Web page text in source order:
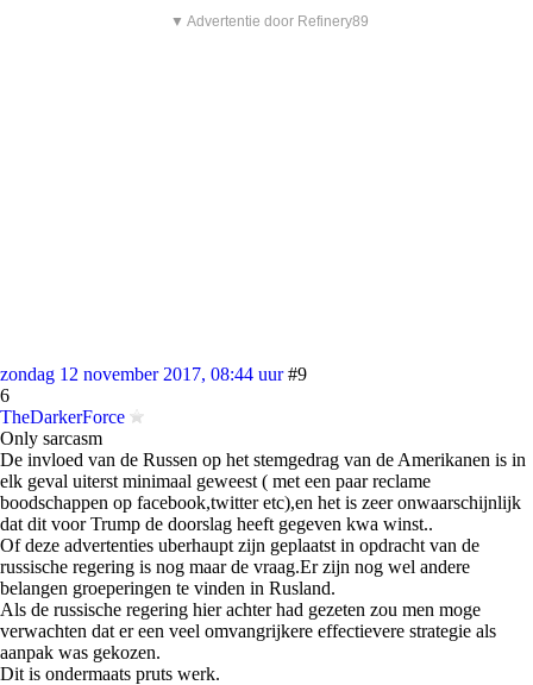
▼ Advertentie door Refinery89
zondag 12 november 2017, 08:44 uur #9
6
TheDarkerForce
Only sarcasm
De invloed van de Russen op het stemgedrag van de Amerikanen is in
elk geval uiterst minimaal geweest ( met een paar reclame
boodschappen op facebook,twitter etc),en het is zeer onwaarschijnlijk
dat dit voor Trump de doorslag heeft gegeven kwa winst..
Of deze advertenties uberhaupt zijn geplaatst in opdracht van de
russische regering is nog maar de vraag.Er zijn nog wel andere
belangen groeperingen te vinden in Rusland.
Als de russische regering hier achter had gezeten zou men moge
verwachten dat er een veel omvangrijkere effectievere strategie als
aanpak was gekozen.
Dit is ondermaats pruts werk.